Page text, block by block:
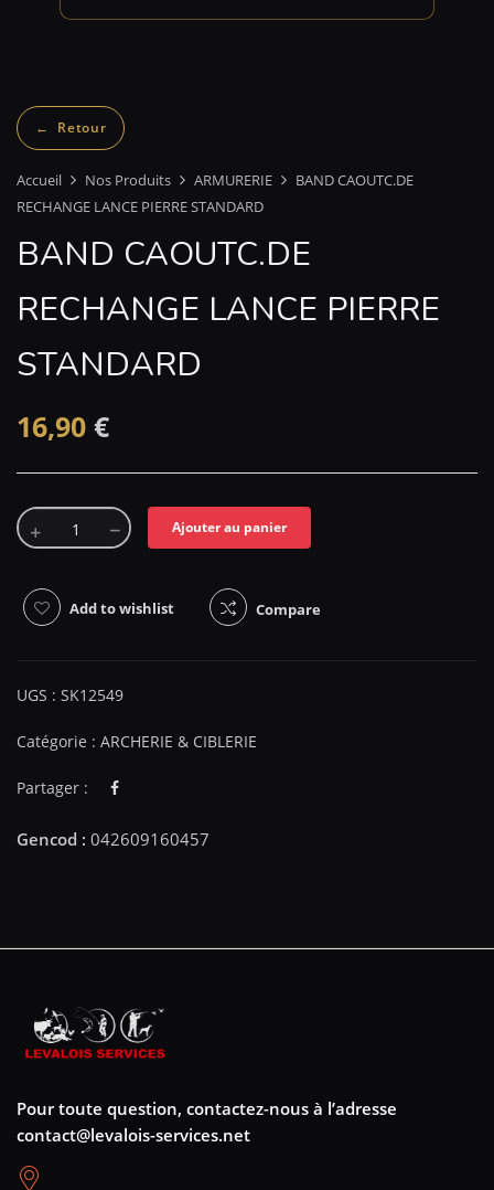
Accueil Nos Produits ARMURERIE
BAND CAOUTC.DE
RECHANGE LANCE PIERRE STANDARD
BAND CAOUTC.DE
RECHANGE LANCE PIERRE
STANDARD
16,90 €
Ajouter au panier
Add to wishlist Compare
UGS : SK12549
Catégorie : ARCHERIE & CIBLERIE
Partager :
Pour toute question, contactez-nous à l’adresse
contact@levalois-services.net